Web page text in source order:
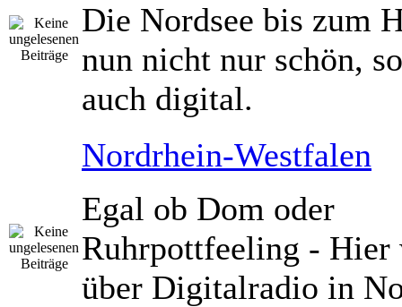
Die Nordsee bis zum
nun nicht nur schön,
auch digital.
Nordrhein-Westfalen
Egal ob Dom oder
Ruhrpottfeeling - Hier
über Digitalradio in